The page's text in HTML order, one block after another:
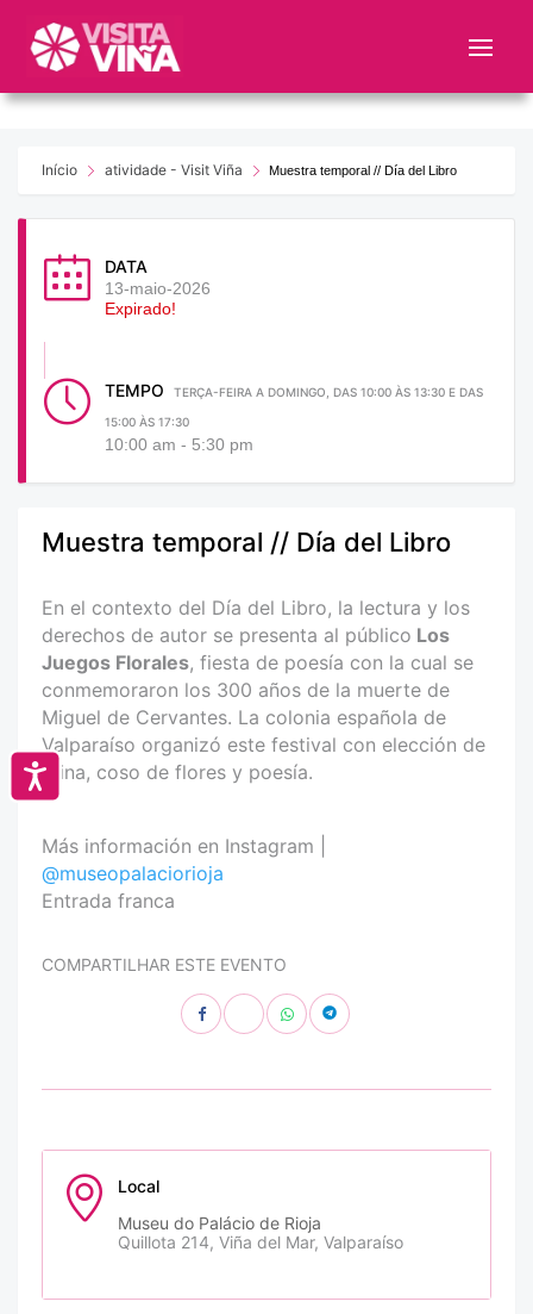
este
web
sistema
Accesibilidad
Início atividade - Visit Viña Muestra temporal // Día del Libro
DATA
13-maio-2026
Expirado!
TEMPO TERÇA-FEIRA A DOMINGO, DAS 10:00 ÀS 13:30 E DAS
15:00 ÀS 17:30
10:00 am - 5:30 pm
Muestra temporal // Día del Libro
En el contexto del Día del Libro, la lectura y los
derechos de autor se presenta al público Los
Juegos Florales, fiesta de poesía con la cual se
conmemoraron los 300 años de la muerte de
Miguel de Cervantes. La colonia española de
Valparaíso organizó este festival con elección de
reina, coso de flores y poesía.
Más información en Instagram |
@museopalaciorioja
Entrada franca
COMPARTILHAR ESTE EVENTO
Local
Museu do Palácio de Rioja
Quillota 214, Viña del Mar, Valparaíso